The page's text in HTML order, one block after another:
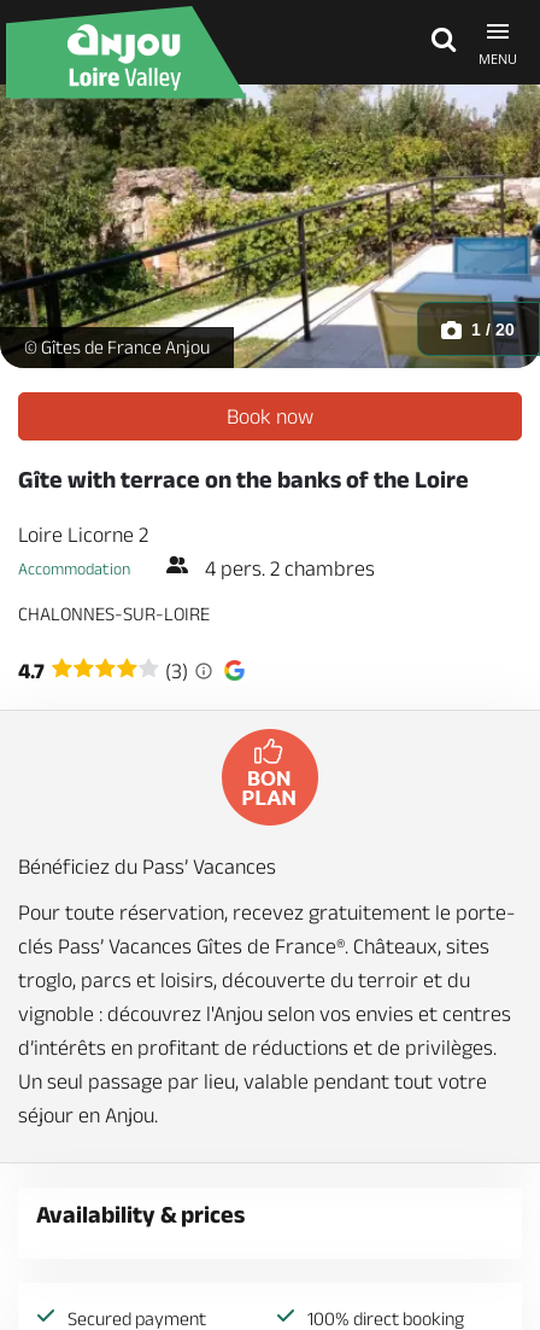
MENU
Explore Anjou
See & do
What's on
Eat & stay
Loire Licorne 2_1 -
© Gîtes de France Anjou
1 / 20
Book now
Gîte with terrace on the banks of the Loire
Loire Licorne 2
Accommodation 4 pers. 2 chambres
CHALONNES-SUR-LOIRE
4.7 (3)
Bénéficiez du Pass’ Vacances
Pour toute réservation, recevez gratuitement le porte-
clés Pass’ Vacances Gîtes de France®. Châteaux, sites
troglo, parcs et loisirs, découverte du terroir et du
vignoble : découvrez l'Anjou selon vos envies et centres
d’intérêts en profitant de réductions et de privilèges.
Un seul passage par lieu, valable pendant tout votre
séjour en Anjou.
Availability & prices
Secured payment 100% direct booking